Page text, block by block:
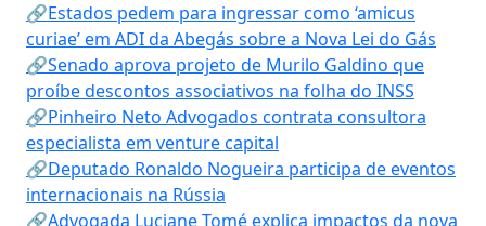
🔗Estados pedem para ingressar como ‘amicus
curiae’ em ADI da Abegás sobre a Nova Lei do Gás
🔗Senado aprova projeto de Murilo Galdino que
proíbe descontos associativos na folha do INSS
🔗Pinheiro Neto Advogados contrata consultora
especialista em venture capital
🔗Deputado Ronaldo Nogueira participa de eventos
internacionais na Rússia
🔗Advogada Luciane Tomé explica impactos da nova